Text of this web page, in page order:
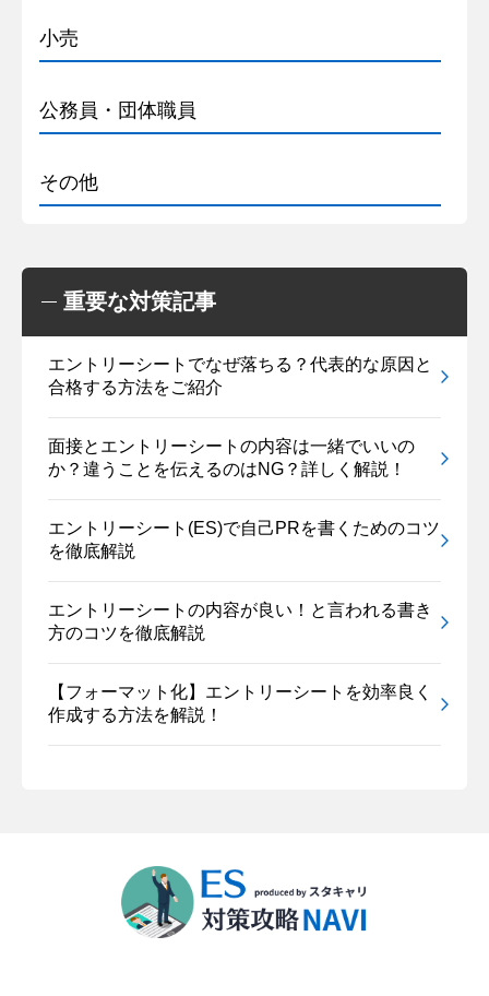
小売
公務員・団体職員
その他
重要な対策記事
エントリーシートでなぜ落ちる？代表的な原因と
合格する方法をご紹介
面接とエントリーシートの内容は一緒でいいの
か？違うことを伝えるのはNG？詳しく解説！
エントリーシート(ES)で自己PRを書くためのコツ
を徹底解説
エントリーシートの内容が良い！と言われる書き
方のコツを徹底解説
【フォーマット化】エントリーシートを効率良く
作成する方法を解説！